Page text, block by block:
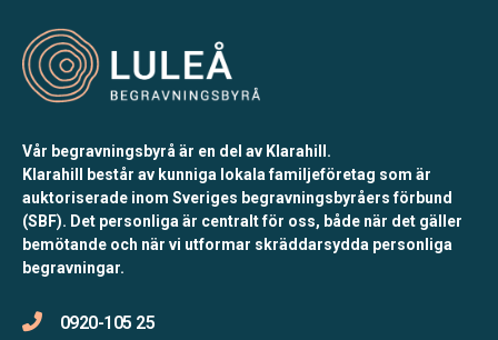
Vår begravningsbyrå är en del av Klarahill.
Klarahill består av kunniga lokala familjeföretag som är
auktoriserade inom Sveriges begravningsbyråers förbund
(SBF). Det personliga är centralt för oss, både när det gäller
bemötande och när vi utformar skräddarsydda personliga
begravningar.
0920-105 25